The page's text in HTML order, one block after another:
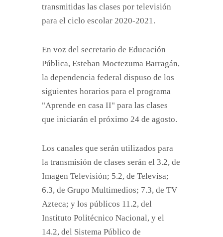
transmitidas las clases por televisión
para el ciclo escolar 2020-2021.
En voz del secretario de Educación
Pública, Esteban Moctezuma Barragán,
la dependencia federal dispuso de los
siguientes horarios para el programa
"Aprende en casa II" para las clases
que iniciarán el próximo 24 de agosto.
Los canales que serán utilizados para
la transmisión de clases serán el 3.2, de
Imagen Televisión; 5.2, de Televisa;
6.3, de Grupo Multimedios; 7.3, de TV
Azteca; y los públicos 11.2, del
Instituto Politécnico Nacional, y el
14.2, del Sistema Público de